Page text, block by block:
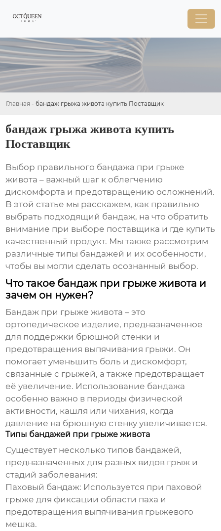
Главная - бандаж грыжа живота купить Поставщик
бандаж грыжа живота купить
Поставщик
Выбор правильного бандажа при грыже
живота – важный шаг к облегчению
дискомфорта и предотвращению осложнений.
В этой статье мы расскажем, как правильно
выбрать подходящий бандаж, на что обратить
внимание при выборе поставщика и где купить
качественный продукт. Мы также рассмотрим
различные типы бандажей и их особенности,
чтобы вы могли сделать осознанный выбор.
Что такое бандаж при грыже живота и
зачем он нужен?
Бандаж при грыже живота – это
ортопедическое изделие, предназначенное
для поддержки брюшной стенки и
предотвращения выпячивания грыжи. Он
помогает уменьшить боль и дискомфорт,
связанные с грыжей, а также предотвращает
её увеличение. Использование бандажа
особенно важно в периоды физической
активности, кашля или чихания, когда
давление на брюшную стенку увеличивается.
Типы бандажей при грыже живота
Существует несколько типов бандажей,
предназначенных для разных видов грыж и
стадий заболевания:
Паховый бандаж: Используется при паховой
грыже для фиксации области паха и
предотвращения выпячивания грыжевого
мешка.